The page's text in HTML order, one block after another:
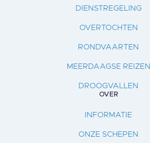
DIENSTREGELING
OVERTOCHTEN
RONDVAARTEN
MEERDAAGSE REIZEN
DROOGVALLEN
OVER
INFORMATIE
ONZE SCHEPEN